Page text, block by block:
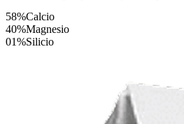
58%Calcio
40%Magnesio
01%Silicio